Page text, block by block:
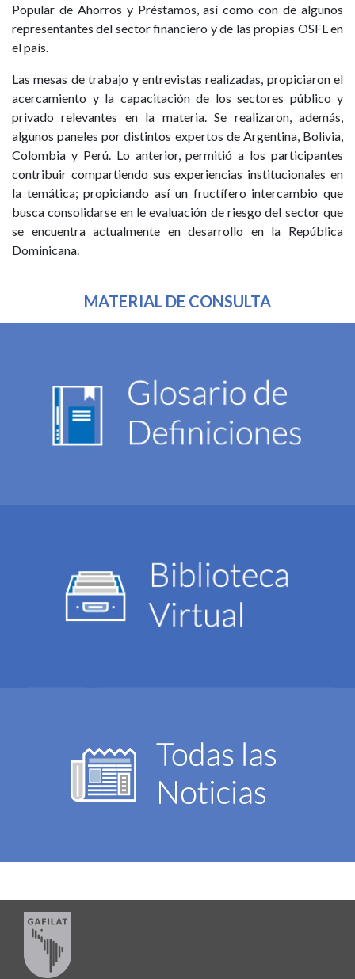
Popular de Ahorros y Préstamos, así como con de algunos
representantes del sector financiero y de las propias OSFL en
el país.
Las mesas de trabajo y entrevistas realizadas, propiciaron el
acercamiento y la capacitación de los sectores público y
privado relevantes en la materia. Se realizaron, además,
algunos paneles por distintos expertos de Argentina, Bolivia,
Colombia y Perú. Lo anterior, permitió a los participantes
contribuir compartiendo sus experiencias institucionales en
la temática; propiciando así un fructífero intercambio que
busca consolidarse en le evaluación de riesgo del sector que
se encuentra actualmente en desarrollo en la República
Dominicana.
MATERIAL DE CONSULTA